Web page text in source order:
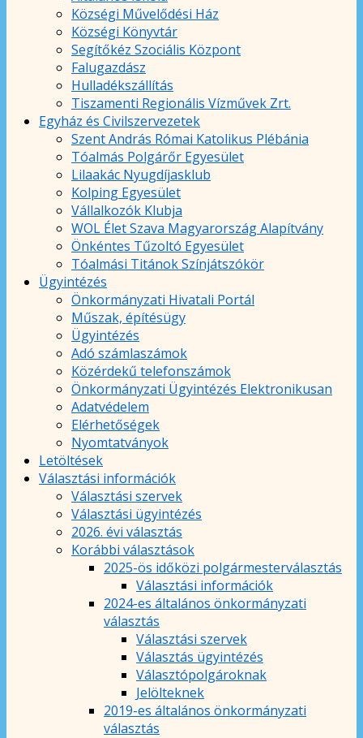
Községi Művelődési Ház
Községi Könyvtár
Segítőkéz Szociális Központ
Falugazdász
Hulladékszállítás
Tiszamenti Regionális Vízművek Zrt.
Egyház és Civilszervezetek
Szent András Római Katolikus Plébánia
Tóalmás Polgárőr Egyesület
Lilaakác Nyugdíjasklub
Kolping Egyesület
Vállalkozók Klubja
WOL Élet Szava Magyarország Alapítvány
Önkéntes Tűzoltó Egyesület
Tóalmási Titánok Színjátszókör
Ügyintézés
Önkormányzati Hivatali Portál
Műszak, építésügy
Ügyintézés
Adó számlaszámok
Közérdekű telefonszámok
Önkormányzati Ügyintézés Elektronikusan
Adatvédelem
Elérhetőségek
Nyomtatványok
Letöltések
Választási információk
Választási szervek
Választási ügyintézés
2026. évi választás
Korábbi választások
2025-ös időközi polgármesterválasztás
Választási információk
2024-es általános önkormányzati
választás
Választási szervek
Választás ügyintézés
Választópolgároknak
Jelölteknek
2019-es általános önkormányzati
választás